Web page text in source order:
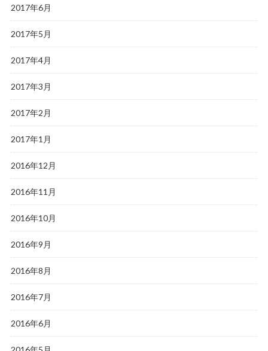
2017年6月
2017年5月
2017年4月
2017年3月
2017年2月
2017年1月
2016年12月
2016年11月
2016年10月
2016年9月
2016年8月
2016年7月
2016年6月